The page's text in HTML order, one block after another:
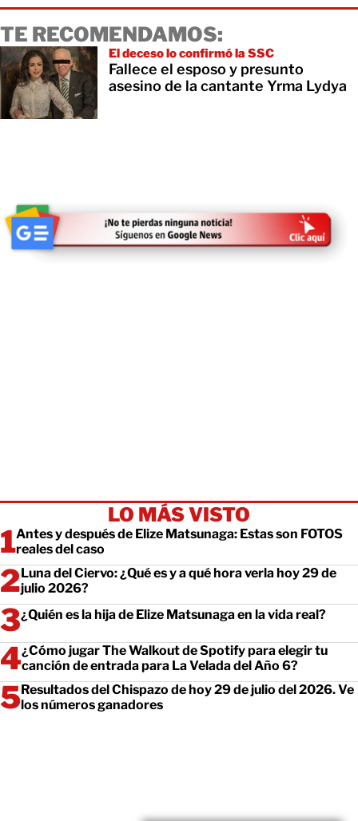
TE RECOMENDAMOS:
El deceso lo confirmó la SSC
Fallece el esposo y presunto
asesino de la cantante Yrma Lydya
LO MÁS VISTO
Antes y después de Elize Matsunaga: Estas son FOTOS
reales del caso
Luna del Ciervo: ¿Qué es y a qué hora verla hoy 29 de
julio 2026?
¿Quién es la hija de Elize Matsunaga en la vida real?
¿Cómo jugar The Walkout de Spotify para elegir tu
canción de entrada para La Velada del Año 6?
Resultados del Chispazo de hoy 29 de julio del 2026. Ve
los números ganadores